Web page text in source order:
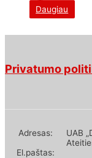
04
Daugiau
Privatumo
Adresas:
UAB
El.paštas: